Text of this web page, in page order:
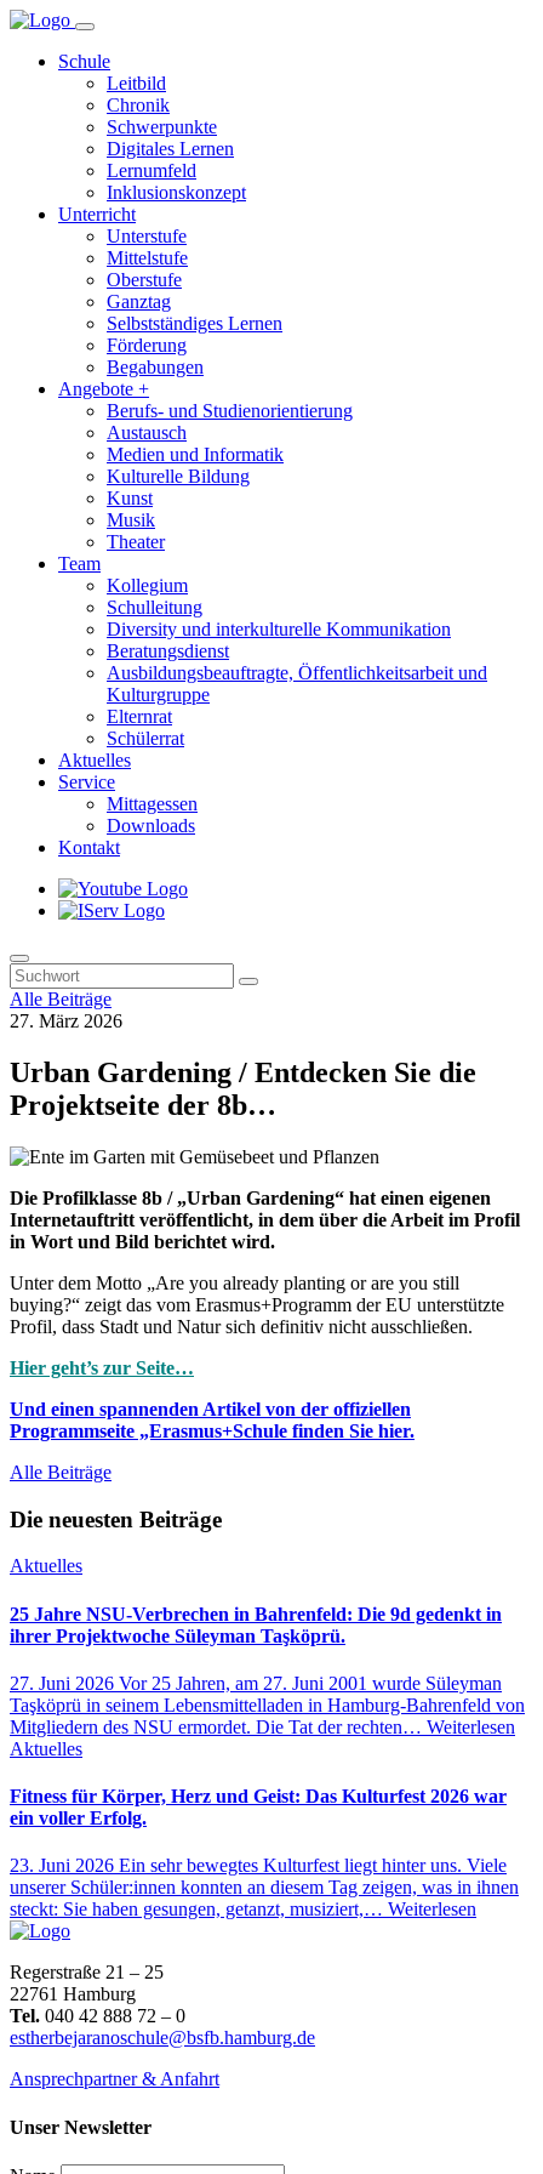
Schule
Leitbild
Chronik
Schwerpunkte
Digitales Lernen
Lernumfeld
Inklusionskonzept
Unterricht
Unterstufe
Mittelstufe
Oberstufe
Ganztag
Selbstständiges Lernen
Förderung
Begabungen
Angebote +
Berufs- und Studienorientierung
Austausch
Medien und Informatik
Kulturelle Bildung
Kunst
Musik
Theater
Team
Kollegium
Schulleitung
Diversity und interkulturelle Kommunikation
Beratungsdienst
Ausbildungsbeauftragte, Öffentlichkeitsarbeit und
Kulturgruppe
Elternrat
Schülerrat
Aktuelles
Service
Mittagessen
Downloads
Kontakt
Alle Beiträge
27. März 2026
Urban Gardening / Entdecken Sie die
Projektseite der 8b…
Die Profilklasse 8b / „Urban Gardening“ hat einen eigenen
Internetauftritt veröffentlicht, in dem über die Arbeit im Profil
in Wort und Bild berichtet wird.
Unter dem Motto „Are you already planting or are you still
buying?“ zeigt das vom Erasmus+Programm der EU unterstützte
Profil, dass Stadt und Natur sich definitiv nicht ausschließen.
Hier geht’s zur Seite…
Und einen spannenden Artikel von der offiziellen
Programmseite „Erasmus+Schule finden Sie hier.
Alle Beiträge
Die neuesten Beiträge
Aktuelles
25 Jahre NSU-Verbrechen in Bahrenfeld: Die 9d gedenkt in
ihrer Projektwoche Süleyman Taşköprü.
27. Juni 2026 Vor 25 Jahren, am 27. Juni 2001 wurde Süleyman
Taşköprü in seinem Lebensmittelladen in Hamburg-Bahrenfeld von
Mitgliedern des NSU ermordet. Die Tat der rechten… Weiterlesen
Aktuelles
Fitness für Körper, Herz und Geist: Das Kulturfest 2026 war
ein voller Erfolg.
23. Juni 2026 Ein sehr bewegtes Kulturfest liegt hinter uns. Viele
unserer Schüler:innen konnten an diesem Tag zeigen, was in ihnen
steckt: Sie haben gesungen, getanzt, musiziert,… Weiterlesen
Regerstraße 21 – 25
22761 Hamburg
Tel. 040 42 888 72 – 0
estherbejaranoschule@bsfb.hamburg.de
Ansprechpartner & Anfahrt
Unser Newsletter